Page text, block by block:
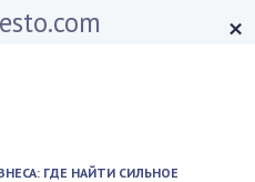
×
ГДЕ НАЙТИ СИЛЬНОЕ